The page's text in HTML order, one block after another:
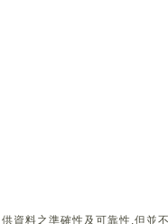
資料之準確性及可靠性,但並